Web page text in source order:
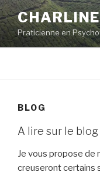
Skip
to
contentPraticienne en
BLOG
A lire sur le blog
Je vous propose de
creuseront certains